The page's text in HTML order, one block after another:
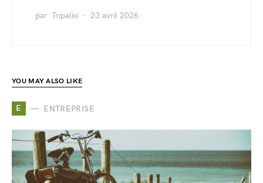
par Tripalio 23 avril 2026
YOU MAY ALSO LIKE
E ENTREPRISE